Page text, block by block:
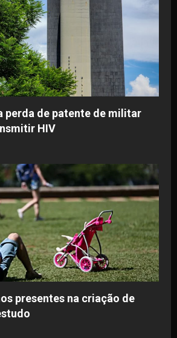
perda de patente de militar
HIV
presentes na criação de